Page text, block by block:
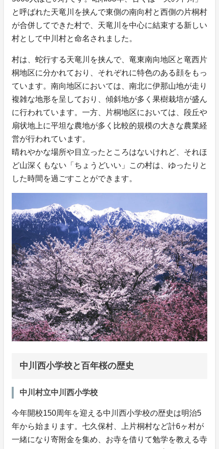
と呼ばれた天竜川を挟んで東側の南向村と西側の片桐村
が合併してできた村で、天竜川を中心に結束する新しい
村として中川村と命名されました。
村は、蛇行する天竜川を挟んで、竜東南向地区と竜西片
桐地区に分かれており、それぞれに特色のある顔をもっ
ています。南向地区においては、南北に伊那山地が走り
複雑な地形を呈しており、傾斜地が多く果樹栽培が盛ん
に行われています。一方、片桐地区においては、段丘や
扇状地上に平坦な農地が多く比較的規模の大きな農業経
営が行われています。
晴れやかな場所や目立ったところはないけれど、それほ
ど山深くもない「ちょうどいい」この村は、ゆったりと
した時間を過ごすことができます。
中川西小学校と百年桜の歴史
中川村立中川西小学校
今年開校150周年を迎える中川西小学校の歴史は明治5
年から始まります。七久保村、上片桐村など計6ヶ村が
一緒になり寄附金を集め、お寺を借りて勉学を教える寺